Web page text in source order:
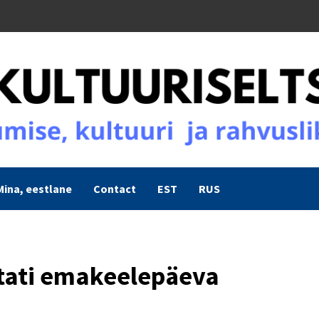
eestlane Contact EST RUS
emakeelepäeva